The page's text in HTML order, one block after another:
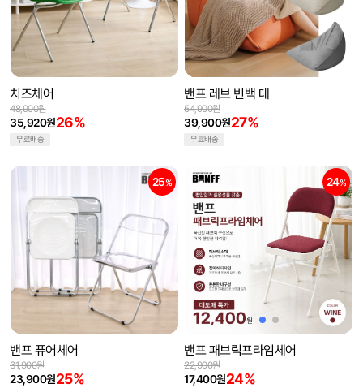
치즈체어
35,920원26%
48,900원
무료배송
밴프 레브 빈백 대
39,900원27%
54,900원
무료배송
25%
밴프 퓨어체어
23,900원25%
31,900원
24%
밴프 패브릭프라임체어
17,400원24%
22,900원